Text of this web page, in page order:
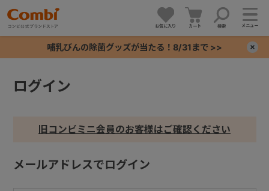
お気に入り カート 検索 メニュー
哺乳びんの除菌グッズが当たる！8/31まで >>
ログイン
旧コンビミニ会員のお客様はご確認ください
メールアドレスでログイン